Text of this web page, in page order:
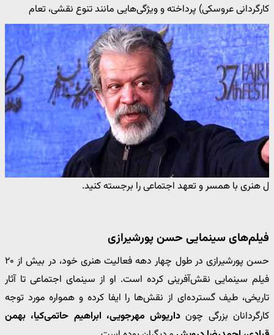
کارگردانی عروسکی) پرداخته و ویژگی‌هایی مانند تنوع نقشی، تعام
ل هنری با همسر و تعهد اجتماعی را برجسته کنید.
فیلم‌های سینمایی حسن پورشیرازی
حسن پورشیرازی در طول چهار دهه فعالیت هنری خود، در بیش از ۲۰
فیلم سینمایی نقش‌آفرینی کرده است. او از سینمای اجتماعی تا آثار
تاریخی، طیف گسترده‌ای از نقش‌ها را ایفا کرده و همواره مورد توجه
کارگردانان بزرگی چون داریوش مهرجویی، ابراهیم حاتمی‌کیا، بهمن